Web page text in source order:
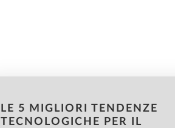
LE 5 MIGLIORI TENDENZE
TECNOLOGICHE PER IL